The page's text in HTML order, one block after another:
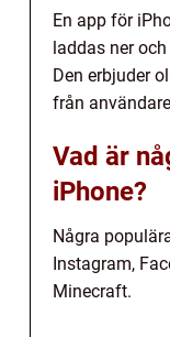
En app för
laddas ner
Den erbjuder
från
Vad är
iPhone?
Några
Instagram,
Minecraft.